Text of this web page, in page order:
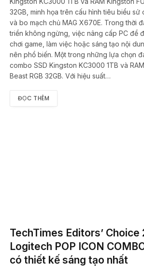
32GB, minh họa trên cấu hình tiêu biểu
và bo mạch chủ MAG X670E. Trong thời
triển không ngừng, việc nâng cấp PC để
chơi game, làm việc hoặc sáng tạo nội
nên phổ biến. Một trong những lựa chọn
combo SSD Kingston KC3000 1TB và
Beast RGB 32GB. Với hiệu suất…
ĐỌC THÊM
TechTimes Editors’ Choice
Logitech POP ICON
có thiết kế sáng tạo nhất